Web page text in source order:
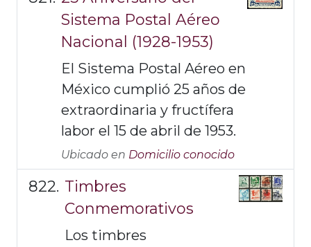
Sistema Postal Aéreo
Nacional (1928-1953)
El Sistema Postal Aéreo en
México cumplió 25 años de
extraordinaria y fructífera
labor el 15 de abril de 1953.
Ubicado en Domicilio conocido
Timbres
Conmemorativos
Los timbres